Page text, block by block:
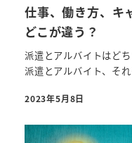
仕事、働き方、キ
どこが違う？
派遣とアルバイトはど
派遣とアルバイト、そ
2023年5月8日